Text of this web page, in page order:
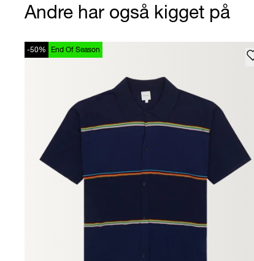
Andre har også kigget på
-50% End Of Season